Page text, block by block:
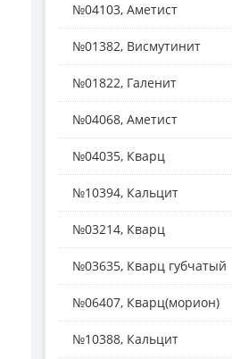
№04103, Аметист
№01382, Висмутинит
№01822, Галенит
№04068, Аметист
№04035, Кварц
№10394, Кальцит
№03214, Кварц
№03635, Кварц губчатый
№06407, Кварц(морион)
№10388, Кальцит